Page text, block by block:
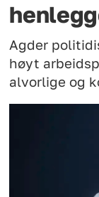
Agder
høyt
alvorlige og